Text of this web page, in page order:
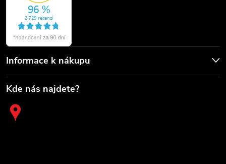
Informace k nákupu
Kde nás najdete?